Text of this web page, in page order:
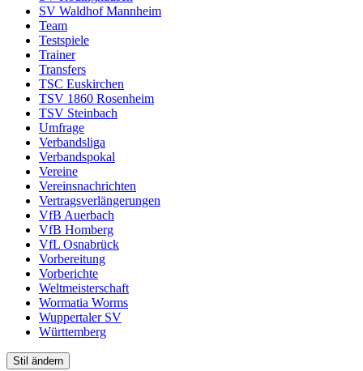
SV Waldhof Mannheim
Team
Testspiele
Trainer
Transfers
TSC Euskirchen
TSV 1860 Rosenheim
TSV Steinbach
Umfrage
Verbandsliga
Verbandspokal
Vereine
Vereinsnachrichten
Vertragsverlängerungen
VfB Auerbach
VfB Homberg
VfL Osnabrück
Vorbereitung
Vorberichte
Weltmeisterschaft
Wormatia Worms
Wuppertaler SV
Württemberg
Stil ändern